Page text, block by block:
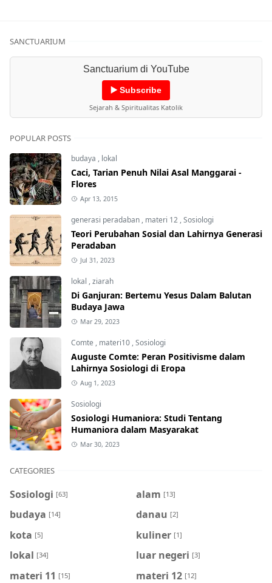
SANCTUARIUM
Sanctuarium di YouTube
▶️ Subscribe
Sejarah & Spiritualitas Katolik
POPULAR POSTS
budaya , lokal
Caci, Tarian Penuh Nilai Asal Manggarai -
Flores
Apr 13, 2015
generasi peradaban , materi 12 ,Sosiologi
Teori Perubahan Sosial dan Lahirnya Generasi
Peradaban
Jul 31, 2023
lokal ,ziarah
Di Ganjuran: Bertemu Yesus Dalam Balutan
Budaya Jawa
Mar 29, 2023
Comte , materi10 ,Sosiologi
Auguste Comte: Peran Positivisme dalam
Lahirnya Sosiologi di Eropa
Aug 1, 2023
Sosiologi
Sosiologi Humaniora: Studi Tentang
Humaniora dalam Masyarakat
Mar 30, 2023
CATEGORIES
Sosiologi [63] alam [13]
budaya [14] danau [2]
kota [5] kuliner [1]
lokal [34] luar negeri [3]
materi 11 [15] materi 12 [12]